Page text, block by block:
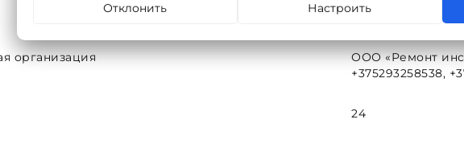
организация
ООО «Ремонт
+375293258538,
24
Отклонить Настроить